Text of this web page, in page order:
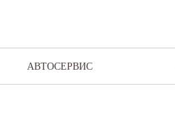
АВТОСЕРВИС